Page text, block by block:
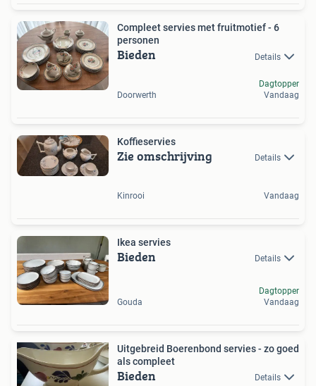
Compleet servies met fruitmotief - 6
personen
Bieden Details
Doorwerth
Dagtopper
Vandaag
Koffieservies
Zie omschrijving Details
Kinrooi Vandaag
Ikea servies
Bieden Details
Gouda
Dagtopper
Vandaag
Uitgebreid Boerenbond servies - zo goed
als compleet
Bieden Details